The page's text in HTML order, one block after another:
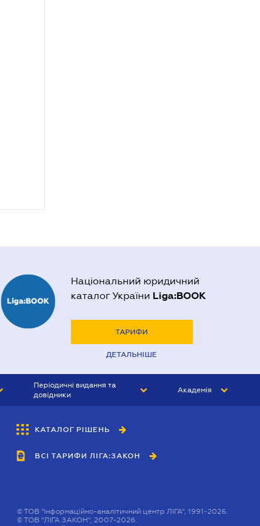
Національний юридичний
каталог України Liga:BOOK
ТАРИФИ
ДЕТАЛЬНІШЕ
Періодичні видання та
довідники
БУХГАЛТЕР&ЗАКОН
ВІСНИК МСФЗ
Академія
КАТАЛОГ РІШЕНЬ
ВСІ ТАРИФИ ЛІГА:ЗАКОН
©ТОВ "інформаційно-аналітичний центр ЛІГА", 1991-2026.
©ТОВ "ЛІГА ЗАКОН", 2007-2026.